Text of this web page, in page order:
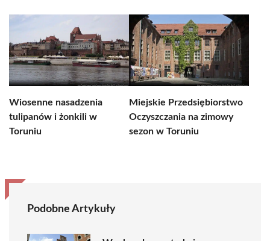
Wiosenne nasadzenia
tulipanów i żonkili w
Toruniu
Miejskie Przedsiębiorstwo
Oczyszczania na zimowy
sezon w Toruniu
Podobne Artykuły